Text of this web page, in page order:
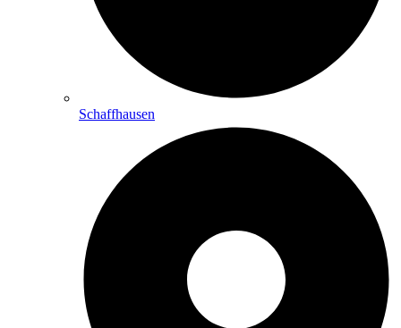
Schaffhausen